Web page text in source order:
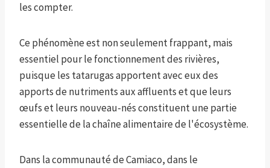
les compter.
Ce phénomène est non seulement frappant, mais
essentiel pour le fonctionnement des rivières,
puisque les tatarugas apportent avec eux des
apports de nutriments aux affluents et que leurs
œufs et leurs nouveau-nés constituent une partie
essentielle de la chaîne alimentaire de l'écosystème.
Dans la communauté de Camiaco, dans le